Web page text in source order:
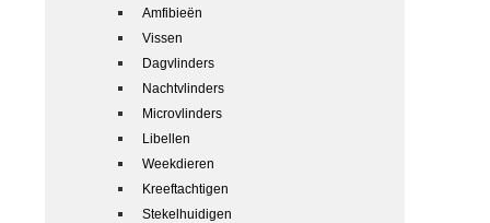
Amfibieën
Vissen
Dagvlinders
Nachtvlinders
Microvlinders
Libellen
Weekdieren
Kreeftachtigen
Stekelhuidigen